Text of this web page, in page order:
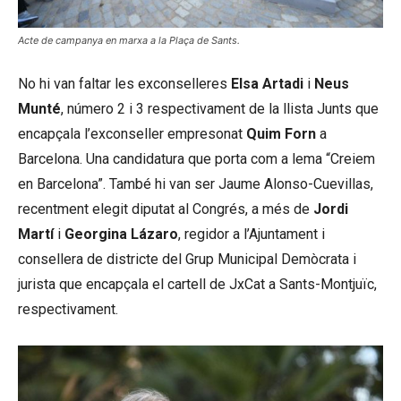
Acte de campanya en marxa a la Plaça de Sants.
No hi van faltar les exconselleres Elsa Artadi i Neus
Munté, número 2 i 3 respectivament de la llista Junts que
encapçala l’exconseller empresonat Quim Forn a
Barcelona. Una candidatura que porta com a lema “Creiem
en Barcelona”. També hi van ser Jaume Alonso-Cuevillas,
recentment elegit diputat al Congrés, a més de Jordi
Martíi Georgina Lázaro, regidor a l’Ajuntament i
consellera de districte del Grup Municipal Demòcrata i
jurista que encapçala el cartell de JxCat a Sants-Montjuïc,
respectivament.